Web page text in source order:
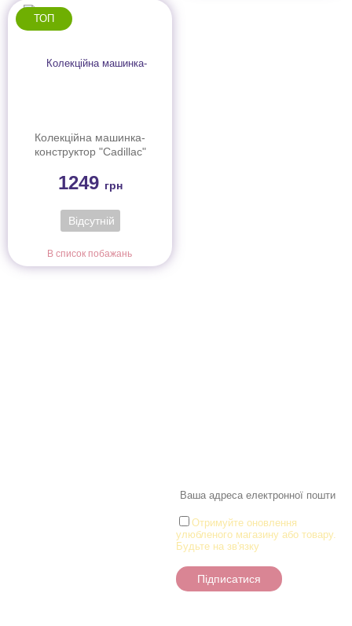
ТОП
Колекційна машинка-
конструктор "Cadillac"
Shop, JFR89
1249 грн
Відсутній
В список побажань
Отримуйте оновлення
улюбленого магазину або товару.
Будьте на зв'язку
Підписатися